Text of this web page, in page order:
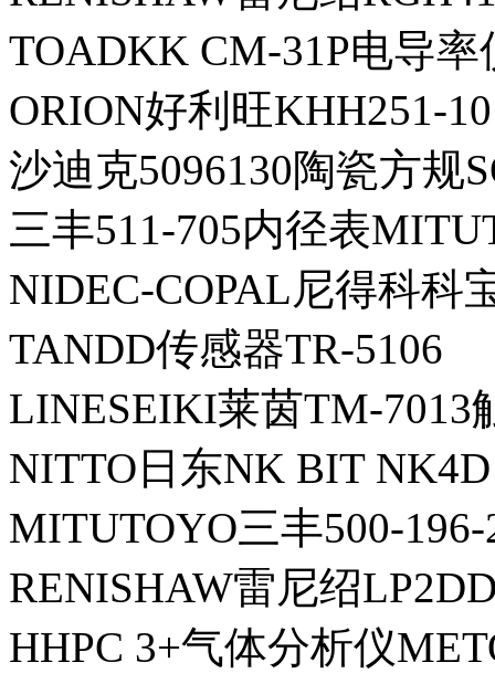
TOADKK CM-31P电导率
ORION好利旺KHH251-
沙迪克5096130陶瓷方规
三丰511-705内径表
NIDEC-COPAL尼得科科
TANDD传感器TR-5106
LINESEIKI莱茵TM-7013
NITTO日东NK BIT
MITUTOYO三丰500-
RENISHAW雷尼绍
HHPC 3+气体分析仪